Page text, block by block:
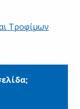
Τροφίμων